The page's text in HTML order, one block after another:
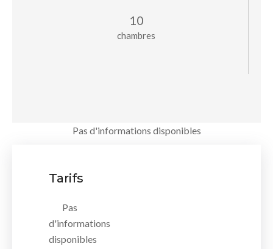
chambres
10
Pas d'informations disponibles
Tarifs
Pas
d'informations
disponibles